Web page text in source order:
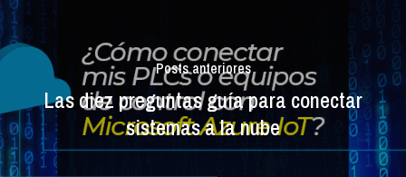
Posts anteriores
Las diez preguntas guía para conectar
sistemas a la nube